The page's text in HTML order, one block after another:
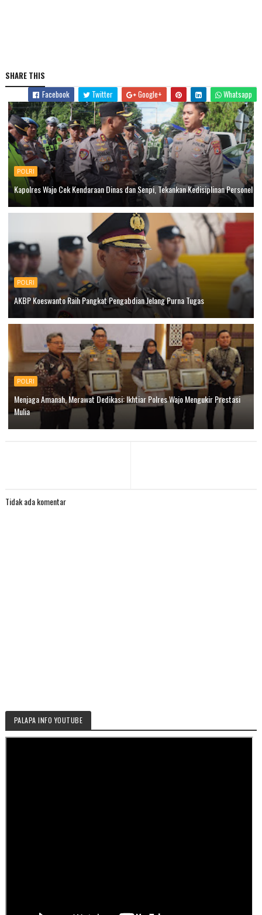
SHARE THIS
Facebook
Twitter Google+ Whatsapp
POLRI
Kapolres Wajo Cek Kendaraan Dinas dan Senpi, Tekankan Kedisiplinan Personel
POLRI
AKBP Koeswanto Raih Pangkat Pengabdian Jelang Purna Tugas
POLRI
Menjaga Amanah, Merawat Dedikasi: Ikhtiar Polres Wajo Mengukir Prestasi
Mulia
Tidak ada komentar
PALAPA INFO YOUTUBE